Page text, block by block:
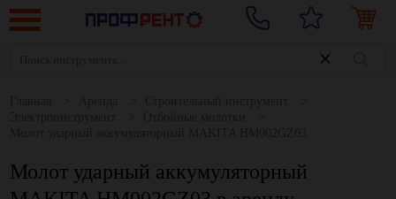
Молот ударный аккумуляторный